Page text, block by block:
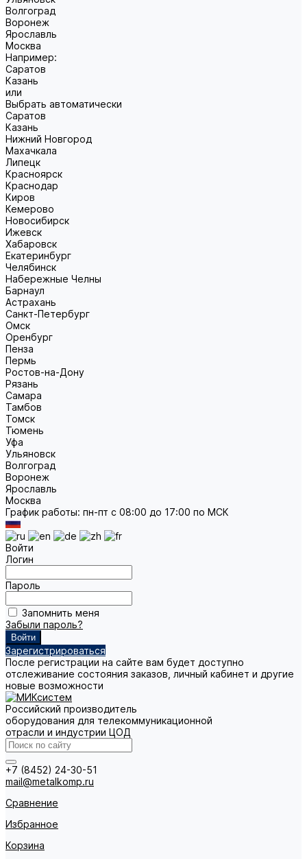
Волгоград
Воронеж
Ярославль
Москва
Например:
Саратов
Казань
или
Выбрать автоматически
Саратов
Казань
Нижний Новгород
Махачкала
Липецк
Красноярск
Краснодар
Киров
Кемерово
Новосибирск
Ижевск
Хабаровск
Екатеринбург
Челябинск
Набережные Челны
Барнаул
Астрахань
Санкт-Петербург
Омск
Оренбург
Пенза
Пермь
Ростов-на-Дону
Рязань
Самара
Тамбов
Томск
Тюмень
Уфа
Ульяновск
Волгоград
Воронеж
Ярославль
Москва
График работы: пн-пт с 08:00 до 17:00 по МСК
Войти
Логин
Пароль
Запомнить меня
Забыли пароль?
Зарегистрироваться
После регистрации на сайте вам будет доступно
отслеживание состояния заказов, личный кабинет и другие
новые возможности
Российский производитель
оборудования для телекоммуникационной
отрасли и индустрии ЦОД
+7 (8452) 24-30-51
mail@metalkomp.ru
Сравнение
Избранное
Корзина